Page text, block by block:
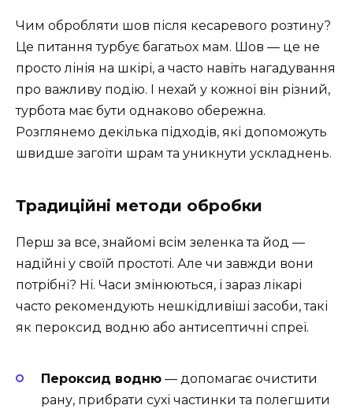
Чим обробляти шов після кесаревого розтину?
Це питання турбує багатьох мам. Шов — це не
просто лінія на шкірі, а часто навіть нагадування
про важливу подію. І нехай у кожної він різний,
турбота має бути однаково обережна.
Розглянемо декілька підходів, які допоможуть
швидше загоїти шрам та уникнути ускладнень.
Традиційні методи обробки
Перш за все, знайомі всім зеленка та йод —
надійні у своїй простоті. Але чи завжди вони
потрібні? Ні. Часи змінюються, і зараз лікарі
часто рекомендують нешкідливіші засоби, такі
як пероксид водню або антисептичні спреї.
Пероксид водню — допомагає очистити
рану, прибрати сухі частинки та полегшити